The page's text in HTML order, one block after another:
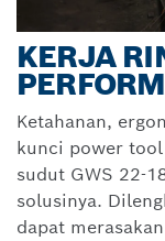
KERJA
Ketahanan,
kunci power
sudut GWS 22-
solusinya.
dapat